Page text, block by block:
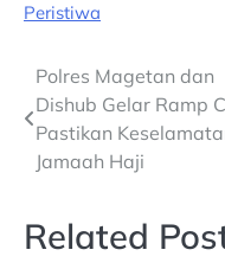
Peristiwa
Post
navigation
Polres Magetan dan
Dishub Gelar Ramp
Pastikan
Jamaah Haji
Related